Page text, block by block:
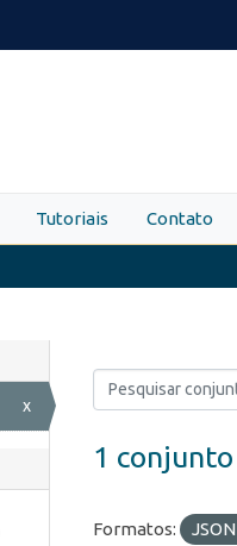
Tutoriais Contato
x
1
Formatos: JSON